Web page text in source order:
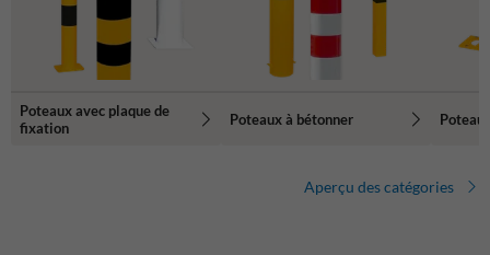
Poteaux avec plaque de
fixation
Poteaux à bétonner
Aperçu des catégories